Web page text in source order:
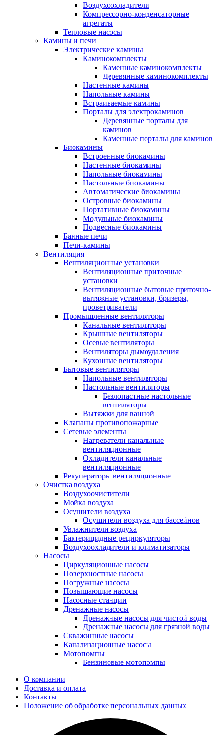
Воздухоохладители
Компрессорно-конденсаторные
агрегаты
Тепловые насосы
Камины и печи
Электрические камины
Каминокомплекты
Каменные каминокомплекты
Деревянные каминокомплекты
Настенные камины
Напольные камины
Встраиваемые камины
Порталы для электрокаминов
Деревянные порталы для
каминов
Каменные порталы для каминов
Биокамины
Встроенные биокамины
Настенные биокамины
Напольные биокамины
Настольные биокамины
Автоматические биокамины
Островные биокамины
Портативные биокамины
Модульные биокамины
Подвесные биокамины
Банные печи
Печи-камины
Вентиляция
Вентиляционные установки
Вентиляционные приточные
установки
Вентиляционные бытовые приточно-
вытяжные установки, бризеры,
проветриватели
Промышленные вентиляторы
Канальные вентиляторы
Крышные вентиляторы
Осевые вентиляторы
Вентиляторы дымоудаления
Кухонные вентиляторы
Бытовые вентиляторы
Напольные вентиляторы
Настольные вентиляторы
Безлопастные настольные
вентиляторы
Вытяжки для ванной
Клапаны противопожарные
Сетевые элементы
Нагреватели канальные
вентиляционные
Охладители канальные
вентиляционные
Рекуператоры вентиляционные
Очистка воздуха
Воздухоочистители
Мойка воздуха
Осушители воздуха
Осушители воздуха для бассейнов
Увлажнители воздуха
Бактерицидные рециркуляторы
Воздухоохладители и климатизаторы
Насосы
Циркуляционные насосы
Поверхностные насосы
Погружные насосы
Повышающие насосы
Насосные станции
Дренажные насосы
Дренажные насосы для чистой воды
Дренажные насосы для грязной воды
Скважинные насосы
Канализационные насосы
Мотопомпы
Бензиновые мотопомпы
О компании
Доставка и оплата
Контакты
Положение об обработке персональных данных